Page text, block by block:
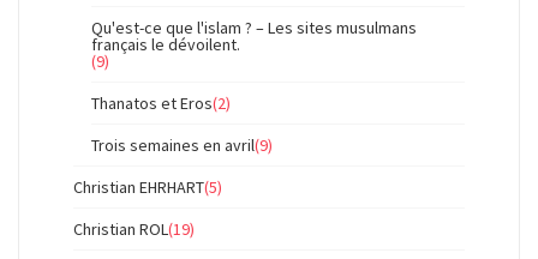
Qu'est-ce que l'islam ? – Les sites musulmans
français le dévoilent.
(9)
Thanatos et Eros(2)
Trois semaines en avril(9)
Christian EHRHART(5)
Christian ROL(19)